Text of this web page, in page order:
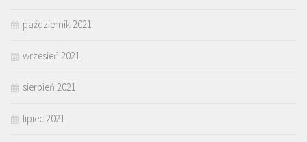
październik 2021
wrzesień 2021
sierpień 2021
lipiec 2021